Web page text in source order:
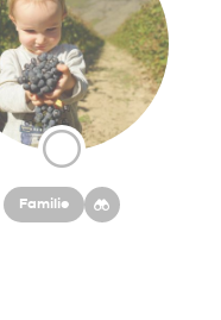
Familie